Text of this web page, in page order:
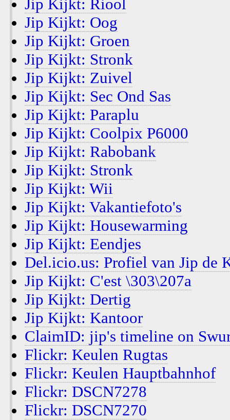
Jip Kijkt: Riool
Jip Kijkt: Oog
Jip Kijkt: Groen
Jip Kijkt: Stronk
Jip Kijkt: Zuivel
Jip Kijkt: Sec Ond Sas
Jip Kijkt: Paraplu
Jip Kijkt: Coolpix P6000
Jip Kijkt: Rabobank
Jip Kijkt: Stronk
Jip Kijkt: Wii
Jip Kijkt: Vakantiefoto's
Jip Kijkt: Housewarming
Jip Kijkt: Eendjes
Del.icio.us: Profiel van Jip de
Jip Kijkt: C'est \303\207a
Jip Kijkt: Dertig
Jip Kijkt: Kantoor
ClaimID: jip's timeline on
Flickr: Keulen Rugtas
Flickr: Keulen Hauptbahnhof
Flickr: DSCN7278
Flickr: DSCN7270